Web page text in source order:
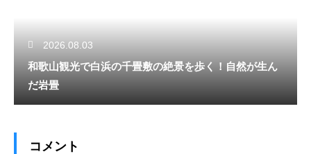
2026.08.03
和歌山観光で白浜の千畳敷の絶景を歩く！自然が生ん
だ岩畳
コメント